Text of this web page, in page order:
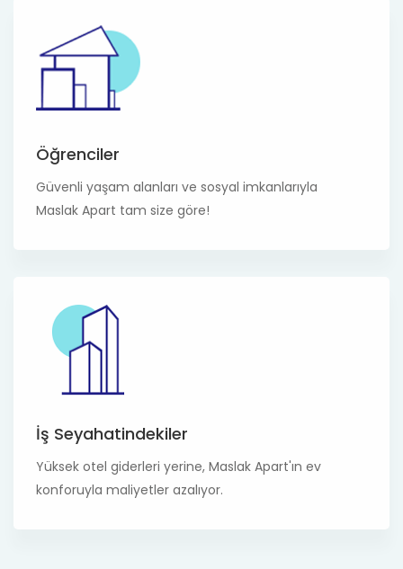
Öğrenciler
Güvenli yaşam alanları ve sosyal imkanlarıyla
Maslak Apart tam size göre!
İş Seyahatindekiler
Yüksek otel giderleri yerine, Maslak Apart'ın ev
konforuyla maliyetler azalıyor.